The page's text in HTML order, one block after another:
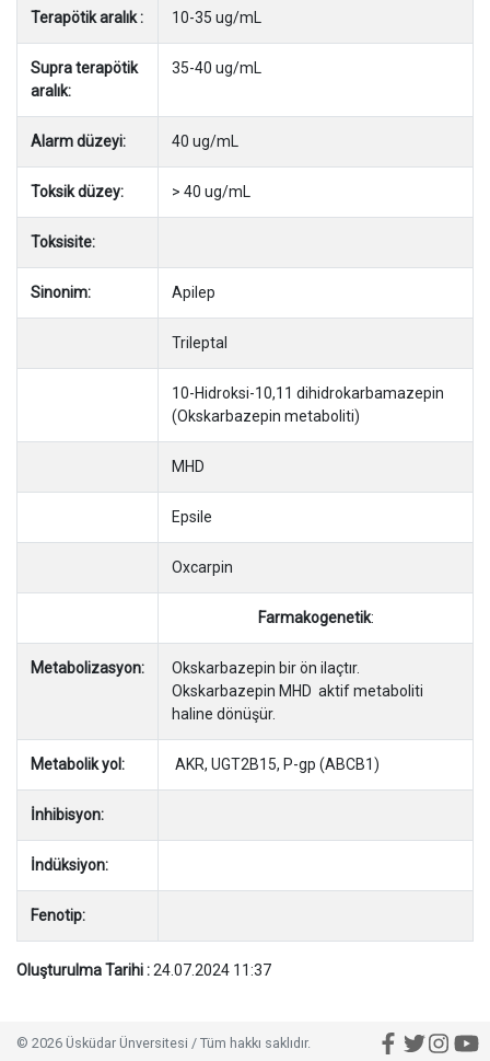
Terapötik aralık : 10-35 ug/mL
Supra terapötik
aralık:
35-40 ug/mL
Alarm düzeyi: 40 ug/mL
Toksik düzey: > 40 ug/mL
Toksisite:
Sinonim: Apilep
Trileptal
10-Hidroksi-10,11 dihidrokarbamazepin
(Okskarbazepin metaboliti)
MHD
Epsile
Oxcarpin
Farmakogenetik:
Metabolizasyon:
Okskarbazepin bir ön ilaçtır.
Okskarbazepin MHD aktif metaboliti
haline dönüşür.
Metabolik yol: AKR, UGT2B15, P-gp (ABCB1)
İnhibisyon:
İndüksiyon:
Fenotip:
Oluşturulma Tarihi :24.07.2024 11:37
© 2026 Üsküdar Ünversitesi / Tüm hakkı saklıdır.